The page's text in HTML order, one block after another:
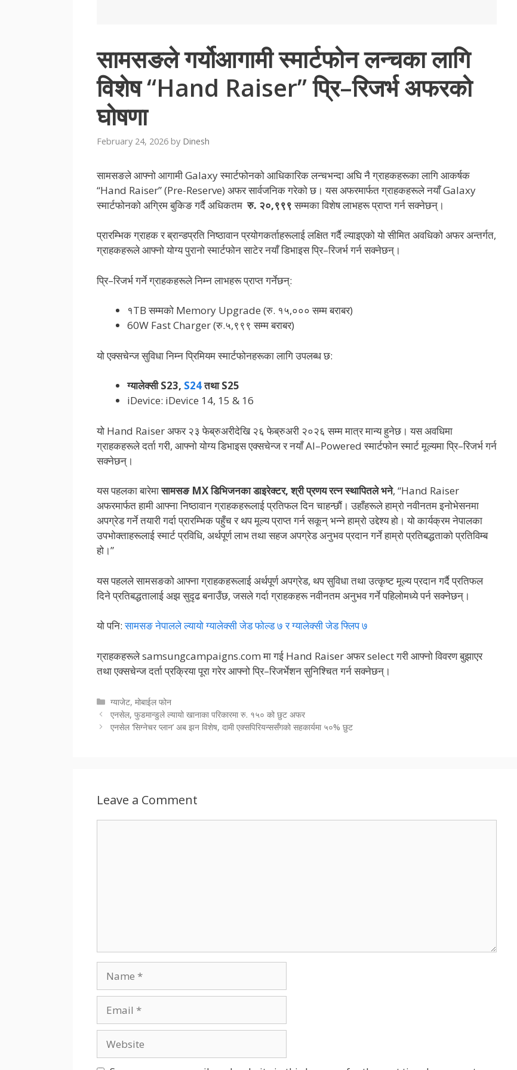
सामसङले गर्योआगामी स्मार्टफोन लन्चका लागि
विशेष “Hand Raiser” प्रि–रिजर्भ अफरको
घोषणा
February 24, 2026 by Dinesh
सामसङले आफ्नो आगामी Galaxy स्मार्टफोनको आधिकारिक लन्चभन्दा अघि नै ग्राहकहरूका लागि आकर्षक
“Hand Raiser” (Pre-Reserve) अफर सार्वजनिक गरेको छ। यस अफरमार्फत ग्राहकहरूले नयाँ Galaxy
स्मार्टफोनको अग्रिम बुकिङ गर्दै अधिकतमरु. २०,९९९सम्मका विशेष लाभहरू प्राप्त गर्न सक्नेछन्।
प्रारम्भिक ग्राहक र ब्रान्डप्रति निष्ठावान प्रयोगकर्ताहरूलाई लक्षित गर्दै ल्याइएको यो सीमित अवधिको अफर अन्तर्गत,
ग्राहकहरूले आफ्नो योग्य पुरानो स्मार्टफोन साटेर नयाँ डिभाइस प्रि–रिजर्भ गर्न सक्नेछन्।
प्रि–रिजर्भ गर्ने ग्राहकहरूले निम्न लाभहरू प्राप्त गर्नेछन्:
१TB सम्मको Memory Upgrade (रु. १५,००० सम्म बराबर)
60W Fast Charger (रु.५,९९९ सम्म बराबर)
यो एक्सचेन्ज सुविधा निम्न प्रिमियम स्मार्टफोनहरूका लागि उपलब्ध छ:
ग्यालेक्सी S23, S24तथा S25
iDevice: iDevice 14, 15 & 16
यो Hand Raiser अफर २३ फेब्रुअरीदेखि २६ फेब्रुअरी २०२६ सम्म मात्र मान्य हुनेछ। यस अवधिमा
ग्राहकहरूले दर्ता गरी, आफ्नो योग्य डिभाइस एक्सचेन्ज र नयाँ AI–Powered स्मार्टफोन स्मार्ट मूल्यमा प्रि–रिजर्भ गर्न
सक्नेछन्।
यस पहलका बारेमासामसङ MXडिभिजनका डाइरेक्टर,श्री प्रणय रत्न स्थापितले भने, “Hand Raiser
अफरमार्फत हामी आफ्ना निष्ठावान ग्राहकहरूलाई प्रतिफल दिन चाहन्छौं। उहाँहरूले हाम्रो नवीनतम इनोभेसनमा
अपग्रेड गर्ने तयारी गर्दा प्रारम्भिक पहुँच र थप मूल्य प्राप्त गर्न सकून् भन्ने हाम्रो उद्देश्य हो। यो कार्यक्रम नेपालका
उपभोक्ताहरूलाई स्मार्ट प्रविधि, अर्थपूर्ण लाभ तथा सहज अपग्रेड अनुभव प्रदान गर्ने हाम्रो प्रतिबद्धताको प्रतिविम्ब
हो।”
यस पहलले सामसङको आफ्ना ग्राहकहरूलाई अर्थपूर्ण अपग्रेड, थप सुविधा तथा उत्कृष्ट मूल्य प्रदान गर्दै प्रतिफल
दिने प्रतिबद्धतालाई अझ सुदृढ बनाउँछ, जसले गर्दा ग्राहकहरू नवीनतम अनुभव गर्ने पहिलोमध्ये पर्न सक्नेछन्।
यो पनि:सामसङ नेपालले ल्यायो ग्यालेक्सी जेड फोल्ड ७ र ग्यालेक्सी जेड फ्लिप ७
ग्राहकहरूले samsungcampaigns.com मा गई Hand Raiser अफर select गरी आफ्नो विवरण बुझाएर
तथा एक्सचेन्ज दर्ता प्रक्रिया पूरा गरेर आफ्नो प्रि–रिजर्भेशन सुनिश्चित गर्न सक्नेछन्।
Categories
ग्याजेट,मोबाईल फोन
एनसेल, फुडमान्डुले ल्यायो खानाका परिकारमा रु. १५० को छुट अफर
एनसेल ‘सिग्नेचर प्लान’ अब झन विशेष, दामी एक्सपिरियन्ससँगको सहकार्यमा ५०% छुट
Leave a Comment